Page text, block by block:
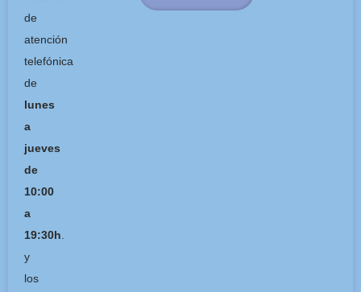
de
atención
telefónica
de
lunes
a
jueves
de
10:00
a
19:30h
y
los